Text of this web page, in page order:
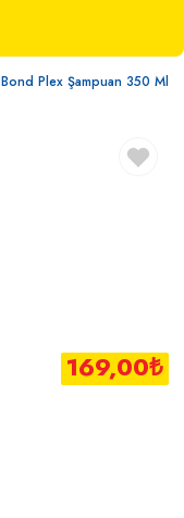
Plex Şampuan 350 Ml
169,00₺